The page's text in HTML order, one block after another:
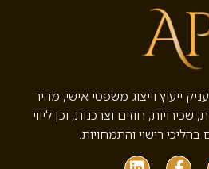
ייעוץ וייצוג משפטי אישי, מהיר
חוזים וצרכנות, וכן ליווי
בהליכי רישוי והתמחויות.